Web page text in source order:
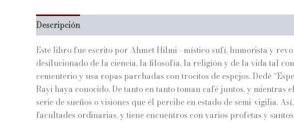
Descripción
Este libro fue escrito por Ahmet Hilmi –místico sufí, humorista y
desilucionado de la ciencia, la filosofía, la religión y de la vida tal
cementerio y usa ropas parchadas con trocitos de espejos. Dedé
Rayi haya conocido. De tanto en tanto toman café juntos, y
serie de sueños o visiones que él percibe en estado de semi-vigilia.
facultades ordinarias, y tiene encuentros con varios profetas y